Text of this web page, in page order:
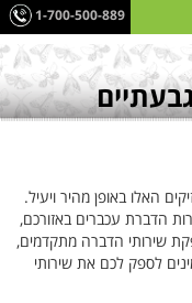
1-700-500-889
האלו באופן מהיר ויעיל.
הדברת עכברים באזורכם,
שירותי הדברה מתקדמים,
לספק לכם את שירותי